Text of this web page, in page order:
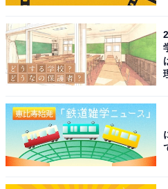
・江戸川コナンE
・江戸川コナンF
・工藤優作＆工藤有希子
Amazonで